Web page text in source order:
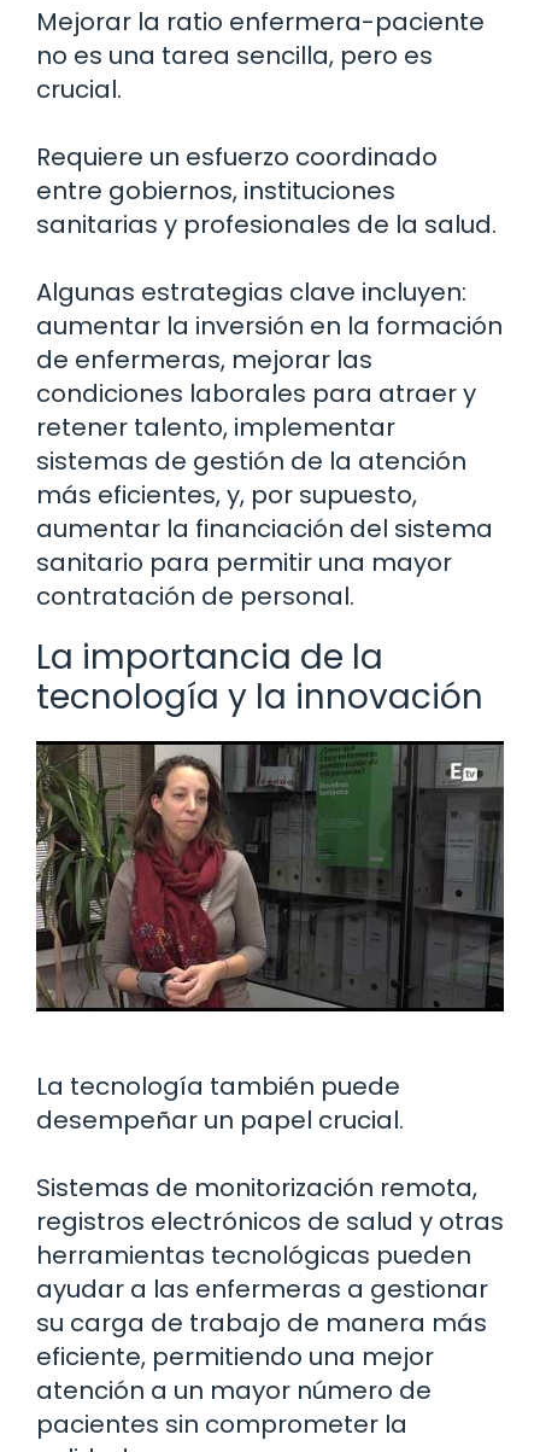
Mejorar la ratio enfermera-paciente
no es una tarea sencilla, pero es
crucial.
Requiere un esfuerzo coordinado
entre gobiernos, instituciones
sanitarias y profesionales de la salud.
Algunas estrategias clave incluyen:
aumentar la inversión en la formación
de enfermeras, mejorar las
condiciones laborales para atraer y
retener talento, implementar
sistemas de gestión de la atención
más eficientes, y, por supuesto,
aumentar la financiación del sistema
sanitario para permitir una mayor
contratación de personal.
La importancia de la
tecnología y la innovación
La tecnología también puede
desempeñar un papel crucial.
Sistemas de monitorización remota,
registros electrónicos de salud y otras
herramientas tecnológicas pueden
ayudar a las enfermeras a gestionar
su carga de trabajo de manera más
eficiente, permitiendo una mejor
atención a un mayor número de
pacientes sin comprometer la